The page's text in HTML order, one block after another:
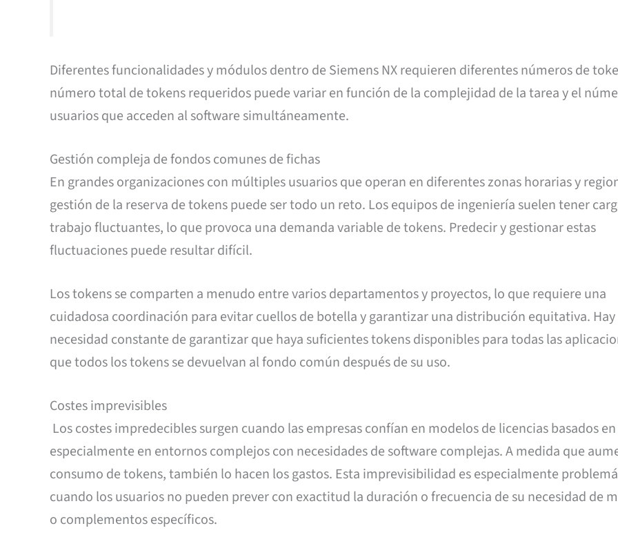
Diferentes funcionalidades y módulos dentro de Siemens NX requieren diferentes números de
número total de tokens requeridos puede variar en función de la complejidad de la tarea y el
usuarios que acceden al software simultáneamente.
Gestión compleja de fondos comunes de fichas
En grandes organizaciones con múltiples usuarios que operan en diferentes zonas horarias y
gestión de la reserva de tokens puede ser todo un reto. Los equipos de ingeniería suelen tener
trabajo fluctuantes, lo que provoca una demanda variable de tokens. Predecir y gestionar estas
fluctuaciones puede resultar difícil.
Los tokens se comparten a menudo entre varios departamentos y proyectos, lo que requiere una
cuidadosa coordinación para evitar cuellos de botella y garantizar una distribución equitativa. Hay
necesidad constante de garantizar que haya suficientes tokens disponibles para todas las
que todos los tokens se devuelvan al fondo común después de su uso.
Costes imprevisibles
Los costes impredecibles surgen cuando las empresas confían en modelos de licencias basados
especialmente en entornos complejos con necesidades de software complejas. A medida que
consumo de tokens, también lo hacen los gastos. Esta imprevisibilidad es especialmente
cuando los usuarios no pueden prever con exactitud la duración o frecuencia de su necesidad de
o complementos específicos.